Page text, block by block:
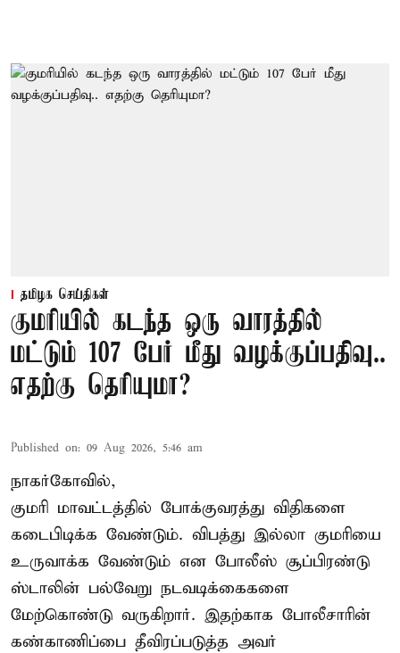
தமிழக செய்திகள்
குமரியில் கடந்த ஒரு வாரத்தில்
மட்டும் 107 பேர் மீது வழக்குப்பதிவு..
எதற்கு தெரியுமா?
Published on: 09 Aug 2026, 5:46 am
நாகர்கோவில்,
குமரி மாவட்டத்தில் போக்குவரத்து விதிகளை
கடைபிடிக்க வேண்டும். விபத்து இல்லா குமரியை
உருவாக்க வேண்டும் என போலீஸ் சூப்பிரண்டு
ஸ்டாலின் பல்வேறு நடவடிக்கைகளை
மேற்கொண்டு வருகிறார். இதற்காக போலீசாரின்
கண்காணிப்பை தீவிரப்படுத்த அவர்